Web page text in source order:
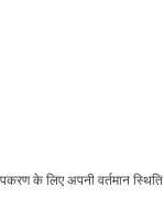
के लिए अपनी वर्तमान स्थिति